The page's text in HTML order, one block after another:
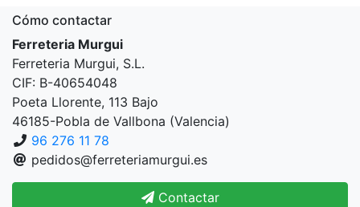
Cómo contactar
Ferreteria Murgui
Ferreteria Murgui, S.L.
CIF: B-40654048
Poeta Llorente, 113 Bajo
46185-Pobla de Vallbona (Valencia)
96 276 11 78
pedidos@ferreteriamurgui.es
Contactar